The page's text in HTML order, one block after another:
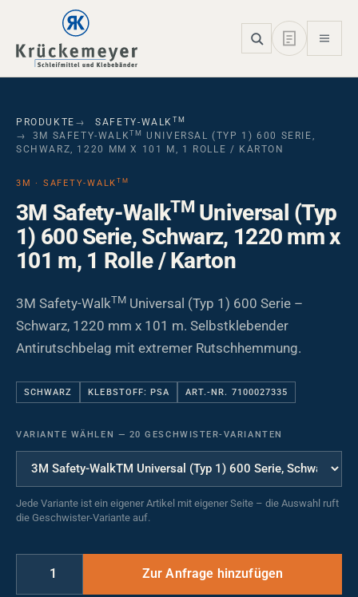
Skip to main navigation
Skip to main content
Skip to page footer
PRODUKTE SAFETY-WALK TM
3M SAFETY-WALKTM
UNIVERSAL (TYP 1) 600 SERIE,
SCHWARZ, 1220 MM X 101 M, 1 ROLLE / KARTON
3M · SAFETY-WALK TM
3M Safety-WalkTMUniversal (Typ
1) 600 Serie, Schwarz, 1220 mm x
101 m, 1 Rolle / Karton
3M Safety-WalkTM Universal (Typ 1) 600 Serie –
Schwarz, 1220 mm x 101 m. Selbstklebender
Antirutschbelag mit extremer Rutschhemmung.
SCHWARZ KLEBSTOFF: PSA ART.-NR. 7100027335
VARIANTE WÄHLEN — 20 GESCHWISTER-VARIANTEN
Jede Variante ist ein eigener Artikel mit eigener Seite – die Auswahl ruft
die Geschwister-Variante auf.